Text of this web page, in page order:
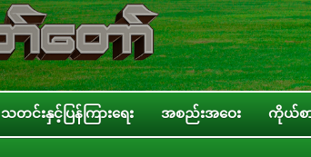
သတင်းနှင့်ပြန်ကြားရေး အစည်းအဝေး ကိုယ်စာ